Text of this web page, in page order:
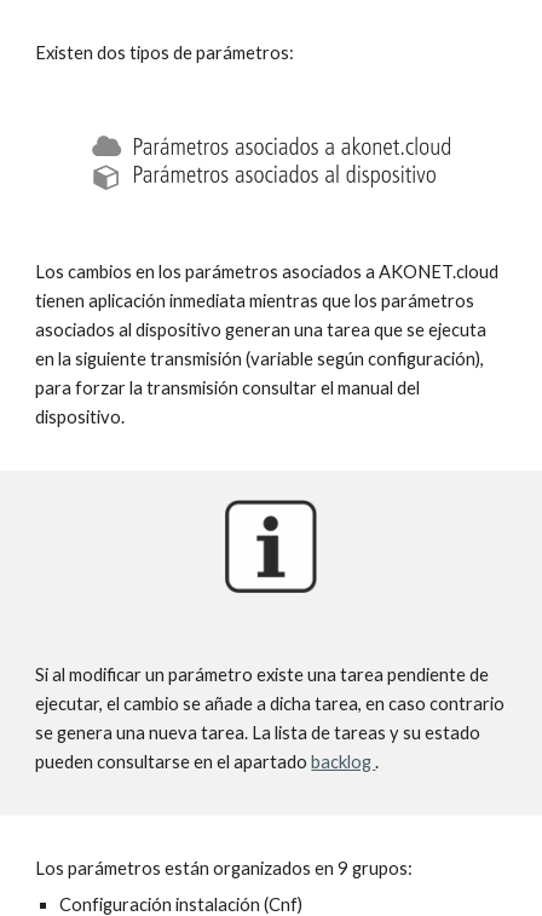
Existen dos tipos de parámetros:
Los cambios en los parámetros asociados a AKONET.cloud
tienen aplicación inmediata mientras que los parámetros
asociados al dispositivo generan una tarea que se ejecuta
en la siguiente transmisión (variable según configuración),
para forzar la transmi­sión consultar el manual del
dispositivo.
Si al modificar un parámetro existe una tarea pendiente de
ejecutar, el cambio se añade a dicha tarea, en caso contrario
se genera una nueva tarea. La lista de tareas y su estado
pueden consultarse en el apartadobacklog.
Los parámetros están organizados en9 grupos:
Configuración instalación (Cnf)